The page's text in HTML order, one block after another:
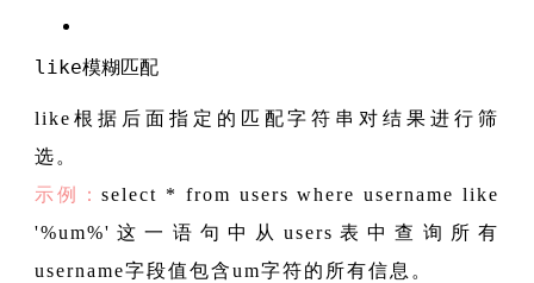
like模糊匹配
like根据后面指定的匹配字符串对结果进行筛
选。
示例：select * from users where username like
'%um%'这一语句中从users表中查询所有
username字段值包含um字符的所有信息。